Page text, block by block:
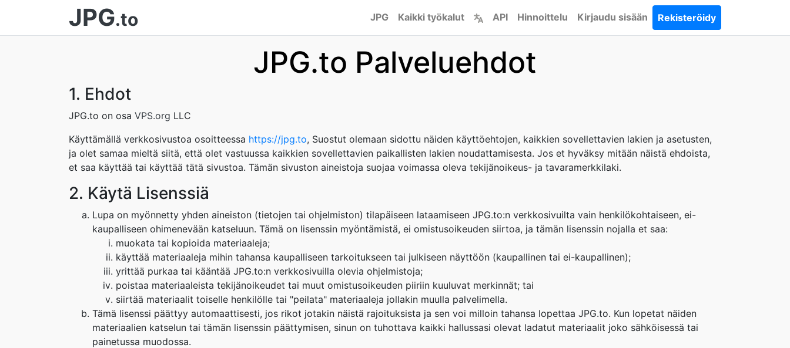
JPG.to JPG Kaikki työkalut API Hinnoittelu Kirjaudu sisään Rekisteröidy
JPG.to Palveluehdot
1. Ehdot
JPG.to on osa VPS.org LLC
Käyttämällä verkkosivustoa osoitteessa https://jpg.to, Suostut olemaan sidottu näiden käyttöehtojen, kaikkien sovellettavien lakien ja asetusten,
ja olet samaa mieltä siitä, että olet vastuussa kaikkien sovellettavien paikallisten lakien noudattamisesta. Jos et hyväksy mitään näistä ehdoista,
et saa käyttää tai käyttää tätä sivustoa. Tämän sivuston aineistoja suojaa voimassa oleva tekijänoikeus- ja tavaramerkkilaki.
2. Käytä Lisenssiä
Lupa on myönnetty yhden aineiston (tietojen tai ohjelmiston) tilapäiseen lataamiseen JPG.to:n verkkosivuilta vain henkilökohtaiseen, ei-
kaupalliseen ohimenevään katseluun. Tämä on lisenssin myöntämistä, ei omistusoikeuden siirtoa, ja tämän lisenssin nojalla et saa:
muokata tai kopioida materiaaleja;
käyttää materiaaleja mihin tahansa kaupalliseen tarkoitukseen tai julkiseen näyttöön (kaupallinen tai ei-kaupallinen);
yrittää purkaa tai kääntää JPG.to:n verkkosivuilla olevia ohjelmistoja;
poistaa materiaaleista tekijänoikeudet tai muut omistusoikeuden piiriin kuuluvat merkinnät; tai
siirtää materiaalit toiselle henkilölle tai "peilata" materiaaleja jollakin muulla palvelimella.
Tämä lisenssi päättyy automaattisesti, jos rikot jotakin näistä rajoituksista ja sen voi milloin tahansa lopettaa JPG.to. Kun lopetat näiden
materiaalien katselun tai tämän lisenssin päättymisen, sinun on tuhottava kaikki hallussasi olevat ladatut materiaalit joko sähköisessä tai
painetussa muodossa.